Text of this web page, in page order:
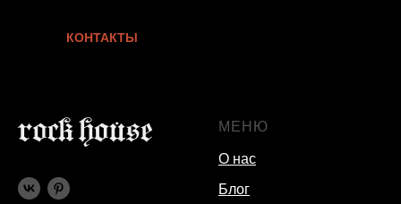
КОНТАКТЫ
МЕНЮ
О нас
Блог